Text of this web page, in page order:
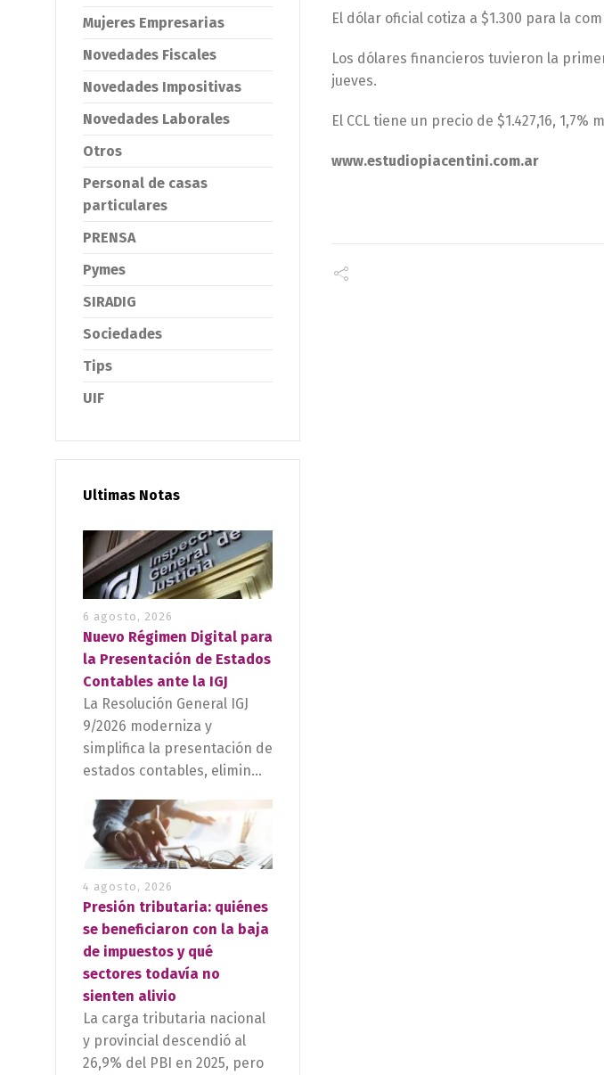
El dólar oficial cotiza a $1.300 para la
Los dólares financieros tuvieron la
jueves.
El CCL tiene un precio de $1.427,16, 1,7%
www.estudiopiacentini.com.ar
Mujeres Empresarias
Novedades Fiscales
Novedades Impositivas
Novedades Laborales
Otros
Personal de casas
particulares
PRENSA
Pymes
SIRADIG
Sociedades
Tips
UIF
Ultimas Notas
6 agosto, 2026
Nuevo Régimen Digital para
la Presentación de Estados
Contables ante la IGJ
La Resolución General IGJ
9/2026 moderniza y
simplifica la presentación de
estados contables, elimin...
4 agosto, 2026
Presión tributaria: quiénes
se beneficiaron con la baja
de impuestos y qué
sectores todavía no
sienten alivio
La carga tributaria nacional
y provincial descendió al
26,9% del PBI en 2025, pero